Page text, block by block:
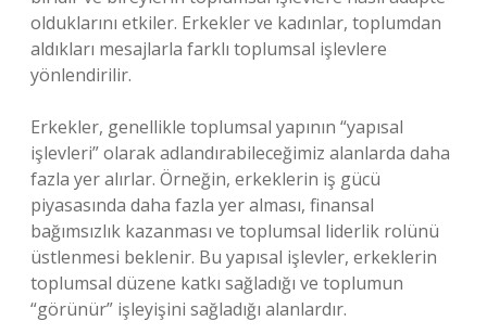
olduklarını etkiler. Erkekler ve kadınlar, toplumdan
aldıkları mesajlarla farklı toplumsal işlevlere
yönlendirilir.
Erkekler, genellikle toplumsal yapının “yapısal
işlevleri” olarak adlandırabileceğimiz alanlarda daha
fazla yer alırlar. Örneğin, erkeklerin iş gücü
piyasasında daha fazla yer alması, finansal
bağımsızlık kazanması ve toplumsal liderlik rolünü
üstlenmesi beklenir. Bu yapısal işlevler, erkeklerin
toplumsal düzene katkı sağladığı ve toplumun
“görünür” işleyişini sağladığı alanlardır.